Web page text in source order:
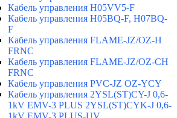
Кабель управления H05VV5-F
Кабель управления H05BQ-F, H07BQ-
F
Кабель управления FLAME-JZ/OZ-H
FRNC
Кабель управления FLAME-JZ/OZ-CH
FRNC
Кабель управления PVC-JZ OZ-YCY
Кабель управления 2YSL(ST)CY-J 0,6-
1kV EMV-3 PLUS 2YSL(ST)CYK-J 0,6-